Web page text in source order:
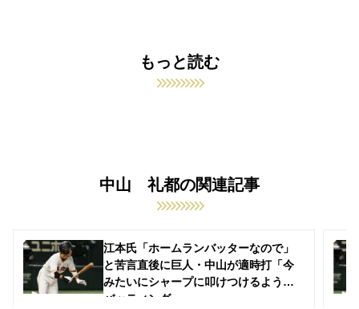
もっと読む
中山 礼都の関連記事
江本氏「ホームランバッターなので」
と苦言直後に巨人・中山が適時打「今
みたいにシャープに叩けつけるような
バッティング」